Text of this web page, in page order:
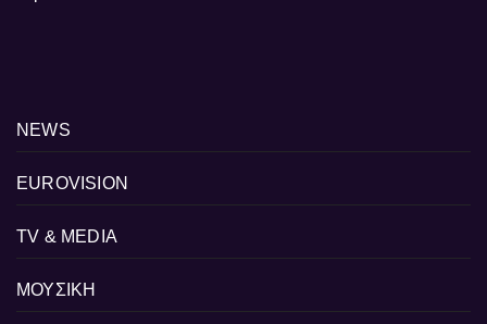
NEWS
EUROVISION
TV & MEDIA
ΜΟΥΣΙΚΗ